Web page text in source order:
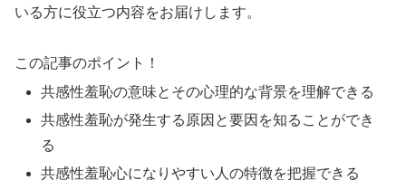
いる方に役立つ内容をお届けします。
この記事のポイント！
共感性羞恥の意味とその心理的な背景を理解できる
共感性羞恥が発生する原因と要因を知ることができ
る
共感性羞恥心になりやすい人の特徴を把握できる